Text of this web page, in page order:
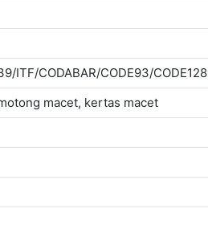
ITF/CODABAR/CODE93/CODE128
macet, kertas macet